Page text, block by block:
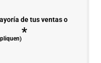
de tus ventas o
*